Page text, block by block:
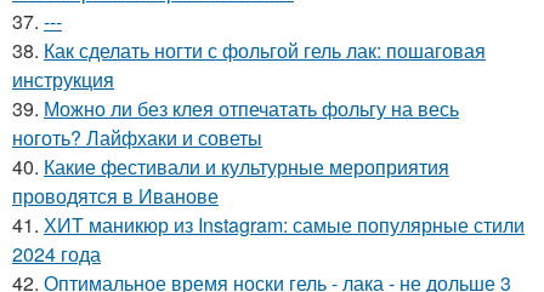
37. ---
38. Как сделать ногти с фольгой гель лак: пошаговая
инструкция
39. Можно ли без клея отпечатать фольгу на весь
ноготь? Лайфхаки и советы
40. Какие фестивали и культурные мероприятия
проводятся в Иванове
41. ХИТ маникюр из Instagram: самые популярные стили
2024 года
42. Оптимальное время носки гель - лака - не дольше 3